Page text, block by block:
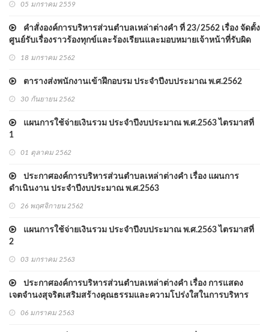
05 มกราคม 2559
คำสั่งองค์การบริหารส่วนตำบลเหล่าต่างคำ ที่ 23/2562 เรื่อง จัดตั้ง
ศูนย์รับเรื่องราวร้องทุกข์และร้องเรียนและมอบหมายเจ้าหน้าที่รับผิด
18 มกราคม 2562
ตารางส่งพนักงานเข้าฝึกอบรม ประจำปีงบประมาณ พ.ศ.2562
30 กันยายน 2562
แผนการใช้จ่ายเงินรวม ประจำปีงบประมาณ พ.ศ.2563 ไตรมาสที่
1
01 ตุลาคม 2562
ประกาศองค์การบริหารส่วนตำบลเหล่าต่างคำ เรื่อง แผนการ
ดำเนินงาน ประจำปีงบประมาณ พ.ศ.2563
26 พฤศจิกายน 2562
แผนการใช้จ่ายเงินรวม ประจำปีงบประมาณ พ.ศ.2563 ไตรมาสที่
2
03 มกราคม 2563
ประกาศองค์การบริหารส่วนตำบลเหล่าต่างคำ เรื่อง การแสดง
เจตจำนงสุจริตเสริมสร้างคุณธรรมและความโปร่งใสในการบริหาร
06 มกราคม 2563